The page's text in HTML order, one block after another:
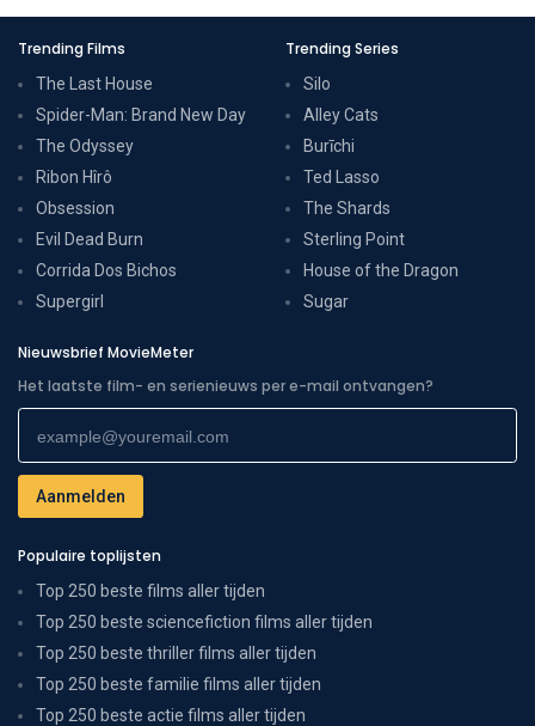
Trending Films
The Last House
Spider-Man: Brand New Day
The Odyssey
Ribon Hîrô
Obsession
Evil Dead Burn
Corrida Dos Bichos
Supergirl
Trending Series
Silo
Alley Cats
Burīchi
Ted Lasso
The Shards
Sterling Point
House of the Dragon
Sugar
Nieuwsbrief MovieMeter
Het laatste film- en serienieuws per e-mail ontvangen?
Populaire toplijsten
Top 250 beste films aller tijden
Top 250 beste sciencefiction films aller tijden
Top 250 beste thriller films aller tijden
Top 250 beste familie films aller tijden
Top 250 beste actie films aller tijden